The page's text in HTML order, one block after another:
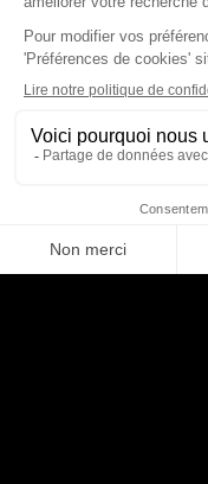
LA
Racing Bulls :
Barcelone 2024
déclenché la
2026
Aug 9, 2026